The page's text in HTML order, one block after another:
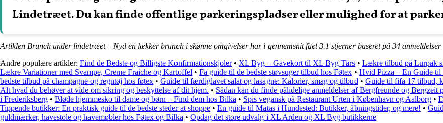
Lindetræet. Du kan finde offentlige parkeringspladser eller mulighed for at
Artiklen Brunch under lindetræet – Nyd en lækker brunch i skønne omgivelser har i gennemsnit fået3.1 stjerner baseret på 34 anmeldelser
Andre populære artikler: Find de Bedste og Billigste Konfirmationskjoler• XL Byg – Gavekort til XL Byg Tårs • Lækre tilbud på Lurpak
Lækre Variationer med Svampe, Creme Fraiche og Kartoffel • Få guide til de bedste støvsuger tilbud hos Føtex • Hvid Pizza – En Guide til
bedste tilbud på champagne og regntøj hos føtex • Guide til færdiglavet salat og lasagne: Kalorier, smag og tilbud • Guide til fifa 17 tilbud,
Alt hvad du behøver at vide om sikring og beskyttelse af dit hjem. • Sådan kan du finde pålidelige anmeldelser af Bergfreunde og Bergzeit
i Frederiksberg • Bløde hjemmesko til dame og børn – Find dem hos Bilka • Spis vegansk på Restaurant Urten i København og Aalborg •
Tippende butikker: En praktisk guide til de bedste steder at shoppe • En guide til Matas i Hundested: Butikker, åbningstider, og mere! •
guldmærker, havestole og havemøbler hos Føtex og Bilka • Opdag det store udvalg i XL Arden og XL Byg butikkerne